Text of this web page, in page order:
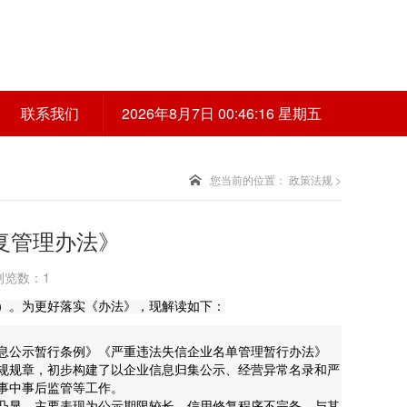
联系我们 2026年8月7日 00:46:16 星期五
您当前的位置： 政策法规 >
理办法》
数：1
为更好落实《办法》，现解读如下：
暂行条例》《严重违法失信企业名单管理暂行办法》
章，初步构建了以企业信息归集公示、经营异常名录和严
事后监管等工作。